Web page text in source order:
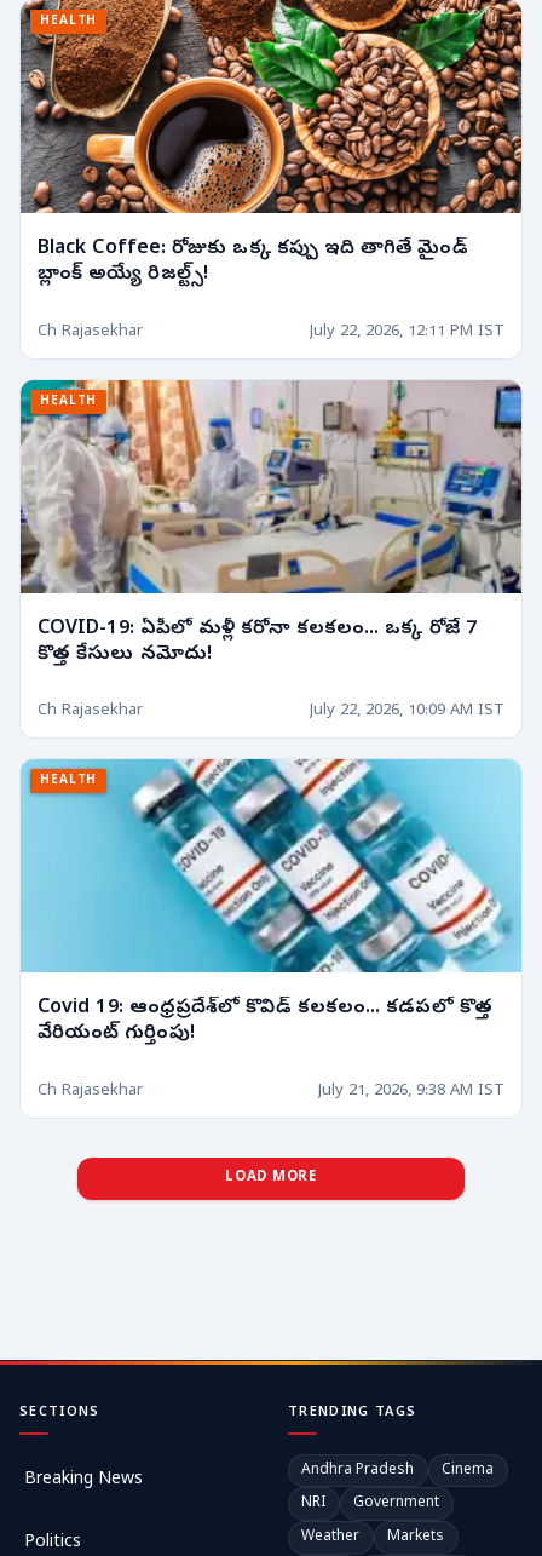
HEALTH
Black Coffee: రోజుకు ఒక్క కప్పు ఇది తాగితే మైండ్
బ్లాంక్ అయ్యే రిజల్ట్స్!
Ch Rajasekhar July 22, 2026, 12:11 PM IST
HEALTH
COVID-19: ఏపీలో మళ్లీ కరోనా కలకలం... ఒక్క రోజే 7
కొత్త కేసులు నమోదు!
Ch Rajasekhar July 22, 2026, 10:09 AM IST
HEALTH
Covid 19: ఆంధ్రప్రదేశ్‌లో కొవిడ్ కలకలం... కడపలో కొత్త
వేరియంట్ గుర్తింపు!
Ch Rajasekhar July 21, 2026, 9:38 AM IST
LOAD MORE
SECTIONS
Breaking News
Politics
TRENDING TAGS
Andhra Pradesh
Cinema
NRI
Government
Weather
Markets